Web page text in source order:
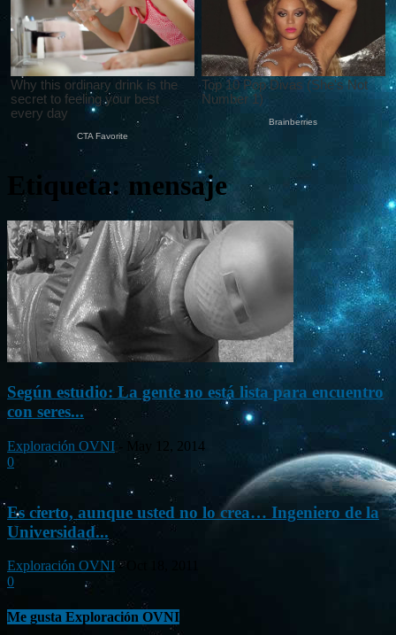
Etiqueta: mensaje
Según estudio: La gente no está lista para encuentro
con seres...
Exploración OVNI
May 12, 2014
0
Es cierto, aunque usted no lo crea… Ingeniero de la
Universidad...
Exploración OVNI -
0
Me gusta Exploración OVNI